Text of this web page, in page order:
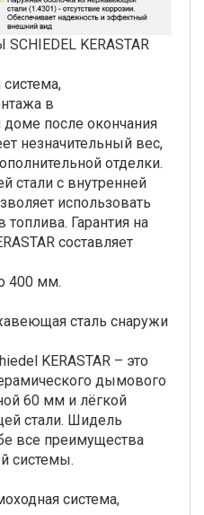
KERASTAR
в
после окончания
незначительный вес,
отделки.
стали с внутренней
использовать
Гарантия на
составляет
400 мм.
сталь снаружи
KERASTAR – это
дымового
60 мм и лёгкой
стали. Шидель
все преимущества
системы.
система,